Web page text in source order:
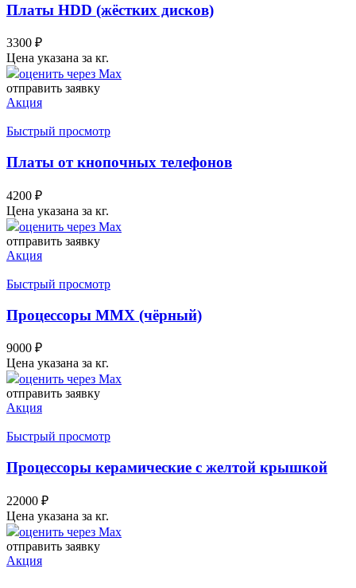
Платы HDD (жёстких дисков)
3300 ₽
Цена указана за кг.
оценить через Max
отправить заявку
Акция
Быстрый просмотр
Платы от кнопочных телефонов
4200 ₽
Цена указана за кг.
оценить через Max
отправить заявку
Акция
Быстрый просмотр
Процессоры MMX (чёрный)
9000 ₽
Цена указана за кг.
оценить через Max
отправить заявку
Акция
Быстрый просмотр
Процессоры керамические с желтой крышкой
22000 ₽
Цена указана за кг.
оценить через Max
отправить заявку
Акция